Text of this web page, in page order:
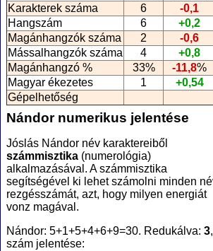
Karakterek száma
6
-0,1
Hangszám
6
+0,2
Magánhangzók száma
2
-0,6
Mássalhangzók száma
4
+0,8
Magánhangzó %
33% -11,8%
Magyar ékezetes
1
+0,54
Gépelhetőség
Nándor numerikus jelentése
Jóslás Nándor név karaktereiből
számmisztika (numerológia)
alkalmazásával. A számmisztika
segítségével ki lehet számolni minden
rezgésszámát, azt, hogy milyen energiát
vonz magával.
Nándor: 5+1+5+4+6+9=30. Redukálva: 3
szám jelentése: